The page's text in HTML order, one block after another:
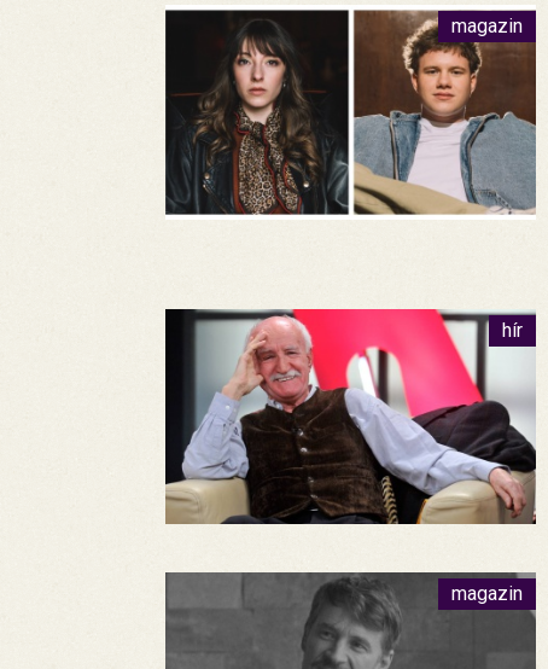
magazin
hír
magazin